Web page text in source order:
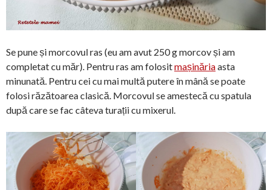
Se pune și morcovul ras (eu am avut 250 g morcov și am
completat cu măr). Pentru ras am folositmașinăriaasta
minunată. Pentru cei cu mai multă putere în mână se poate
folosi răzătoarea clasică. Morcovul se amestecă cu spatula
după care se fac câteva turații cu mixerul.